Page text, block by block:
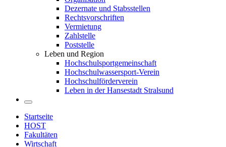
Dezernate und Stabsstellen
Rechtsvorschriften
Vermietung
Zahlstelle
Poststelle
Leben und Region
Hochschulsportgemeinschaft
Hochschulwassersport-Verein
Hochschulförderverein
Leben in der Hansestadt Stralsund
Startseite
HOST
Fakultäten
Wirtschaft